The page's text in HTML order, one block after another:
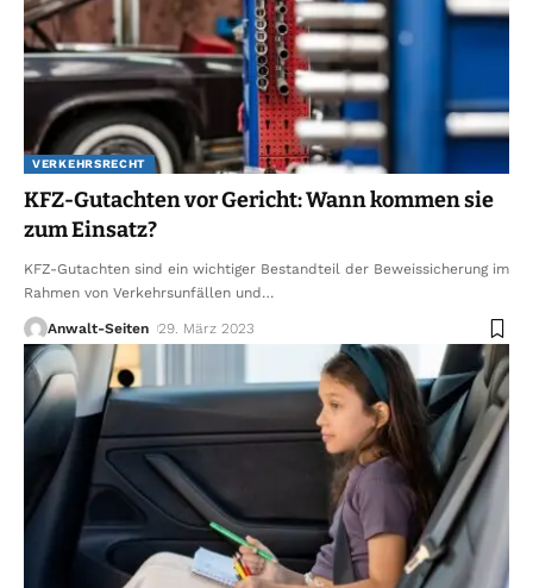
VERKEHRSRECHT
KFZ-Gutachten vor Gericht: Wann kommen sie
zum Einsatz?
KFZ-Gutachten sind ein wichtiger Bestandteil der Beweissicherung im
Rahmen von Verkehrsunfällen und …
Anwalt-Seiten 29. März 2023